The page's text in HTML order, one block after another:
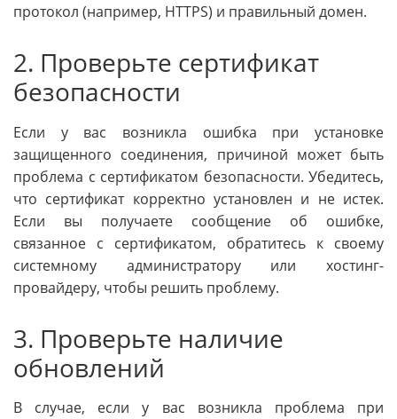
протокол (например, HTTPS) и правильный домен.
2. Проверьте сертификат
безопасности
Если у вас возникла ошибка при установке
защищенного соединения, причиной может быть
проблема с сертификатом безопасности. Убедитесь,
что сертификат корректно установлен и не истек.
Если вы получаете сообщение об ошибке,
связанное с сертификатом, обратитесь к своему
системному администратору или хостинг-
провайдеру, чтобы решить проблему.
3. Проверьте наличие
обновлений
В случае, если у вас возникла проблема при